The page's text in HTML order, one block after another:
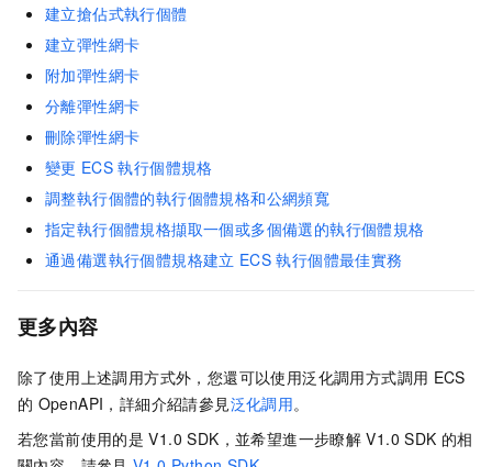
建立搶佔式執行個體
建立彈性網卡
附加彈性網卡
分離彈性網卡
刪除彈性網卡
變更 ECS 執行個體規格
調整執行個體的執行個體規格和公網頻寬
指定執行個體規格擷取一個或多個備選的執行個體規格
通過備選執行個體規格建立 ECS 執行個體最佳實務
更多內容
除了使用上述調用方式外，您還可以使用泛化調用方式調用 ECS
的 OpenAPI，詳細介紹請參見泛化調用。
若您當前使用的是 V1.0 SDK，並希望進一步瞭解 V1.0 SDK 的相